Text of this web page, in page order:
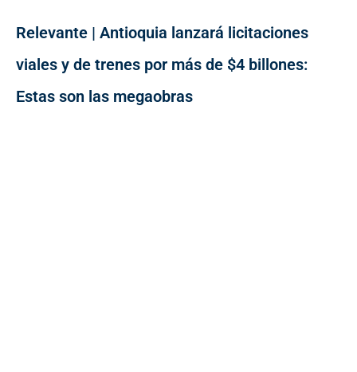
Relevante | Antioquia lanzará licitaciones
viales y de trenes por más de $4 billones:
Estas son las megaobras